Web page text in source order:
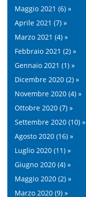
Maggio 2021 (6) »
Aprile 2021 (7) »
Marzo 2021 (4) »
Febbraio 2021 (2) »
Gennaio 2021 (1) »
Dicembre 2020 (2) »
Novembre 2020 (4) »
Ottobre 2020 (7) »
Settembre 2020 (10) »
Agosto 2020 (16) »
Luglio 2020 (11) »
Giugno 2020 (4) »
Maggio 2020 (2) »
Marzo 2020 (9) »